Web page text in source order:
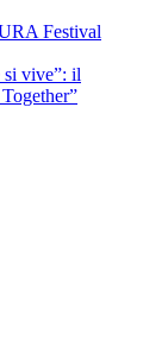
Festival
si vive”: il